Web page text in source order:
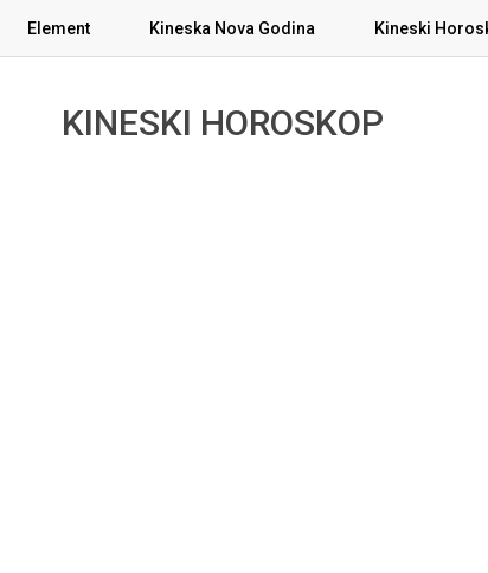
Element Kineska Nova Godina Kineski
KINESKI HOROSKOP